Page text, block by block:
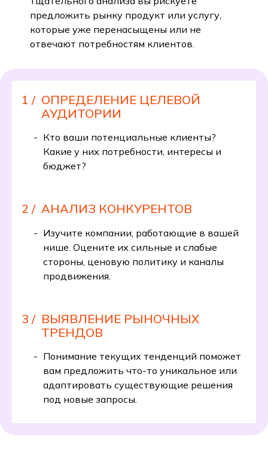
предложить рынку продукт или услугу,
которые уже перенасыщены или не
отвечают потребностям клиентов.
1 / ОПРЕДЕЛЕНИЕ ЦЕЛЕВОЙ
АУДИТОРИИ
Кто ваши потенциальные клиенты?
Какие у них потребности, интересы и
бюджет?
2 / АНАЛИЗ КОНКУРЕНТОВ
Изучите компании, работающие в вашей
нише. Оцените их сильные и слабые
стороны, ценовую политику и каналы
продвижения.
3 / ВЫЯВЛЕНИЕ РЫНОЧНЫХ
ТРЕНДОВ
Понимание текущих тенденций поможет
вам предложить что-то уникальное или
адаптировать существующие решения
под новые запросы.